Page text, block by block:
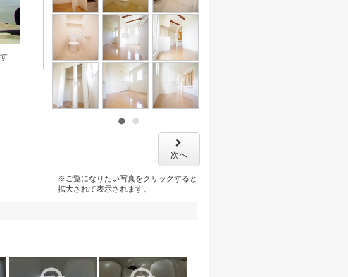
次へ
※ご覧になりたい写真をクリックすると
拡大されて表示されます。